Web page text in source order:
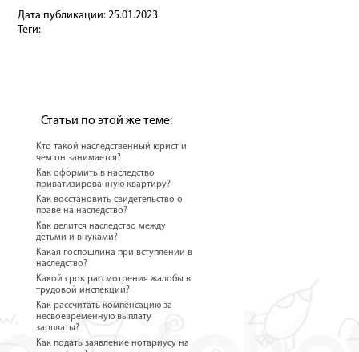
Дата публикации:25.01.2023
Теги:
Статьи по этой же теме:
Кто такой наследственный юрист и
чем он занимается?
Как оформить в наследство
приватизированную квартиру?
Как восстановить свидетельство о
праве на наследство?
Как делится наследство между
детьми и внуками?
Какая госпошлина при вступлении в
наследство?
Какой срок рассмотрения жалобы в
трудовой инспекции?
Как рассчитать компенсацию за
несвоевременную выплату
зарплаты?
Как подать заявление нотариусу на